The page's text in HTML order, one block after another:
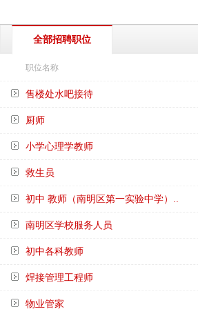
全部招聘职位
职位名称
售楼处水吧接待
厨师
小学心理学教师
救生员
初中 教师（南明区第一实验中学）..
南明区学校服务人员
初中各科教师
焊接管理工程师
物业管家